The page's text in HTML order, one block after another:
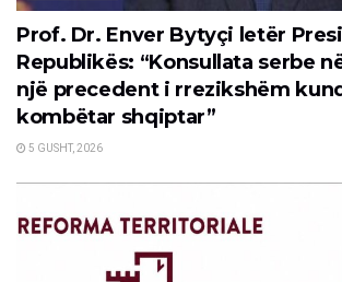
Prof. Dr. Enver Bytyçi letër
Republikës: “Konsullata serbe
një precedent i rrezikshëm
kombëtar shqiptar”
5 GUSHT, 2026